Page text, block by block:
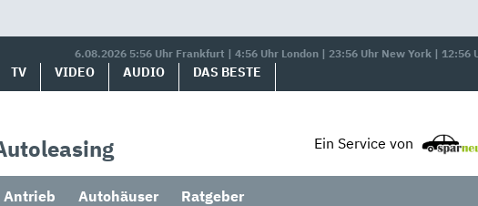
6.08.2026 5:56 Uhr Frankfurt | 4:56 Uhr London | 23:56 Uhr New York | 12:56
TV VIDEO AUDIO DAS BESTE
Ein Service von
Antrieb Autohäuser Ratgeber